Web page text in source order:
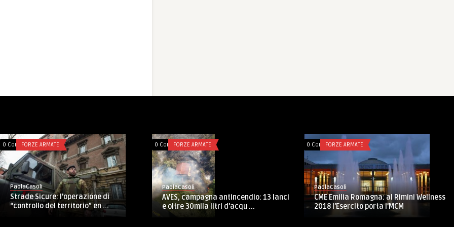
per il
...
0 CommentsFORZE ARMATE
PaolaCasoli
Al COMFOPSUD il workshop sulle
esercitazioni Nasr e Toro della Gar ...
0 Comments
Afghanistan, RC-W ISAF: la brigata
Garibaldi riunisce i governator ...
0 Comments
PaolaCasoli
Esercito Italiano, il 154°
nella caserma Cialdini il